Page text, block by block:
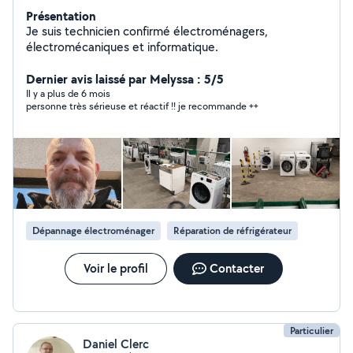
Présentation
Je suis technicien confirmé électroménagers,
électromécaniques et informatique.
Dernier avis laissé par Melyssa : 5/5
Il y a plus de 6 mois
personne très sérieuse et réactif !! je recommande ++
Dépannage électroménager Réparation de réfrigérateur
Voir le profil Contacter
Particulier
Daniel Clerc